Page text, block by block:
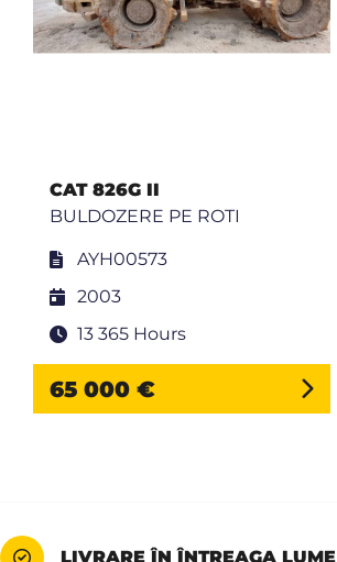
CAT 826G II
BULDOZERE PE ROTI
AYH00573
2003
13 365 Hours
65 000 €
LIVRARE ÎN ÎNTREAGA LUME